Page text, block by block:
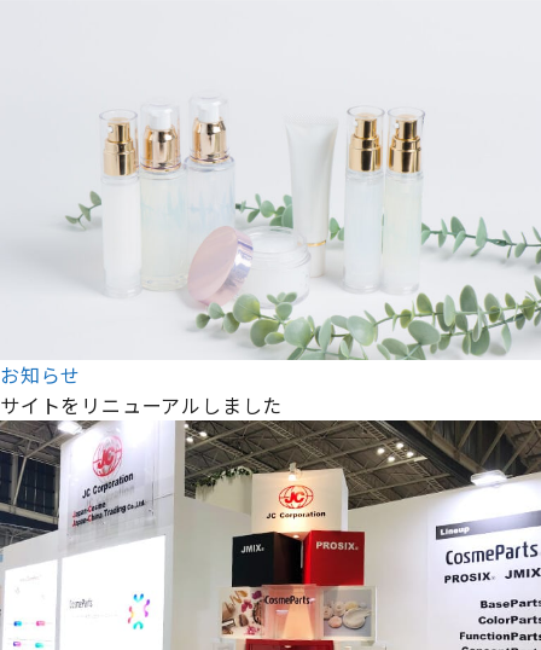
お知らせ
サイトをリニューアルしました